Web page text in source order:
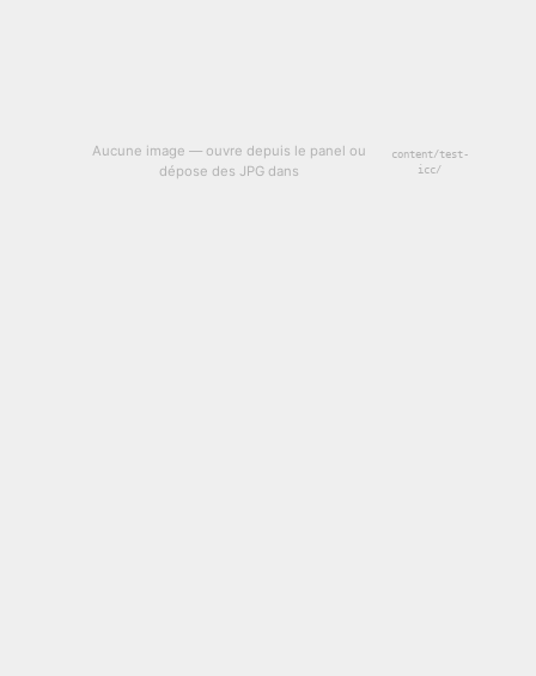
Aucune image — ouvre depuis le panel ou
dépose des JPG dans
content/test-
icc/